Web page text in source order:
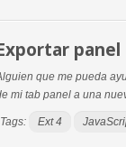
panel
que me pueda
mi tab panel a una
Tags: Ext 4